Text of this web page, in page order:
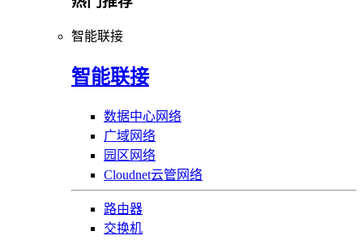
智能联接
智能联接
数据中心网络
广域网络
园区网络
Cloudnet云管网络
路由器
交换机